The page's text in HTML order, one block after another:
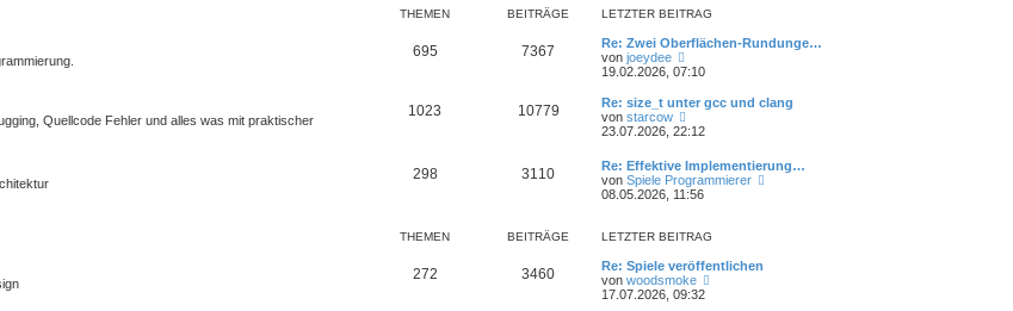
s
e
r
B
i
t
r
THEMEN BEITRÄGE LETZTER BEITRAG
695 7367
Re: Zwei Oberflächen-Rundunge…
von joeydee
e
e
t
B
e
i
a
19.02.2026, 07:10
Quellcode Fehler und alles was mit praktischer
1023 10779
Re: size_t unter gcc und clang
von starcow
e
s
t
e
B
e
i
t
r
a
23.07.2026, 22:12
298 3110
Re: Effektive Implementierung…
von Spiele Programmierer
08.05.2026, 11:56
THEMEN BEITRÄGE LETZTER BEITRAG
272 3460
Re: Spiele veröffentlichen
von woodsmoke
17.07.2026, 09:32